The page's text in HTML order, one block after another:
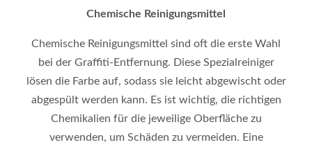
Chemische Reinigungsmittel
Chemische Reinigungsmittel sind oft die erste Wahl
bei der Graffiti-Entfernung. Diese Spezialreiniger
lösen die Farbe auf, sodass sie leicht abgewischt oder
abgespült werden kann. Es ist wichtig, die richtigen
Chemikalien für die jeweilige Oberfläche zu
verwenden, um Schäden zu vermeiden. Eine